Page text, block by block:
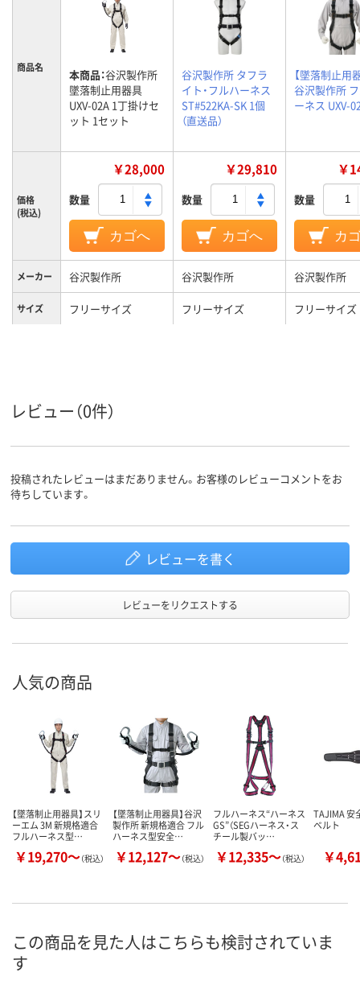
商品名 本商品：谷沢製作所
墜落制止用器具
UXV-02A 1丁掛けセ
ット 1セット
谷沢製作所 タフラ
イト・フルハーネス
ST#522KA-SK 1個
（直送品）
【墜落制止用
谷沢製作所
ーネス UXV-
価格
(税込)
￥28,000
数量
カゴへ
￥29,810
数量
カゴへ
￥
数量
カ
メーカー 谷沢製作所 谷沢製作所 谷沢製作所
サイズ フリーサイズ フリーサイズ フリーサイズ
レビュー（0件）
投稿されたレビューはまだありません。お客様のレビューコメントをお
待ちしています。
レビューを書く
レビューをリクエストする
人気の商品
【墜落制止用器具】スリ
ーエム 3M 新規格適合
フルハーネス型…
￥19,270～（税込）
【墜落制止用器具】谷沢
製作所 新規格適合 フル
ハーネス型安全…
￥12,127～（税込）
フルハーネス“ハーネス
GS”（SEGハーネス・ス
チール製バッ…
￥12,335～（税込）
TAJIMA 安
ベルト
￥
この商品を見た人はこちらも検討されていま
す